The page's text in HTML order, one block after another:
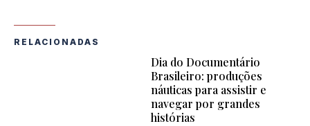
RELACIONADAS
Dia do Documentário
Brasileiro: produções
náuticas para assistir e
navegar por grandes
histórias